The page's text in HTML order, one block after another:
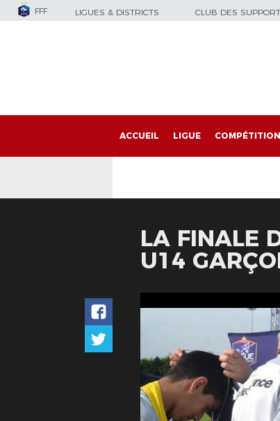
FFF LIGUES & DISTRICTS CLUB DES
ACCUEIL LIGUE
LA FINALE
U14